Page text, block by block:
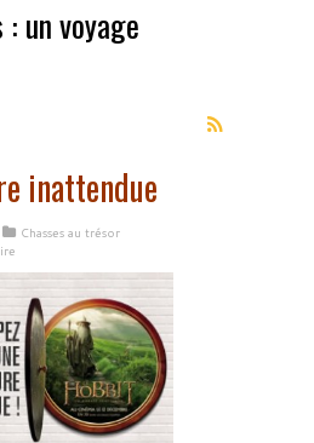
: un voyage
inattendue
Chasses au trésor